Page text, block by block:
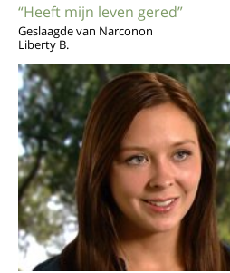
“Heeft mijn leven gered”
Geslaagde van Narconon
Liberty B.